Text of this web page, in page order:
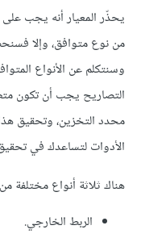
يحذّر المعيار أنه يجب
من نوع متوافق، وإلا
وسنتكلم عن الأنواع
التصاريح يجب أن تكون
محدد التخزين، وتحقيق
الأدوات لتساعدك في
هناك ثلاثة أنواع مختلفة
الربط الخارجي.